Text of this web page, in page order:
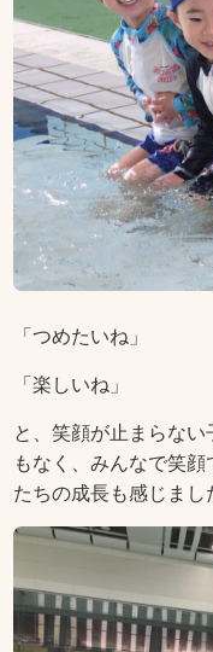
「つめたいね」
「楽しいね」
と、笑顔が止まらない
もなく、みんなで笑
たちの成長も感じまし